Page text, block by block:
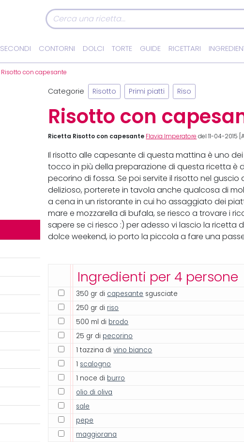
SECONDI CONTORNI DOLCI TORTE GUIDE RICETTARI
Risotto con capesante
Categorie Risotto Primi piatti Riso
Risotto con
Ricetta Risotto con capesante Flavia Imperatore del 11-04-2015
Il risotto alle capesante di questa mattina è uno
tocco in più della preparazione di questa ricetta
pecorino di fossa. Se poi servite il risotto nel
delizioso, porterete in tavola anche qualcosa di
a cena in un ristorante in cui ho assaggiato dei
mare e mozzarella di bufala, se riesco a trovare i
sapere se ci riesco :) per adesso vi lascio la ricetta
dolce weekend, io porto la piccola a fare una
Ingredienti per 4 persone
350 gr di capesante sgusciate
250 gr di riso
500 ml di brodo
25 gr di pecorino
1 tazzina divino bianco
1 scalogno
1 noce di burro
olio di oliva
sale
pepe
maggiorana